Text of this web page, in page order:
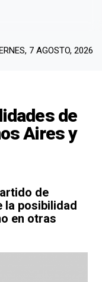
7 AGOSTO, 2026
de
Aires y
de
la posibilidad
en otras